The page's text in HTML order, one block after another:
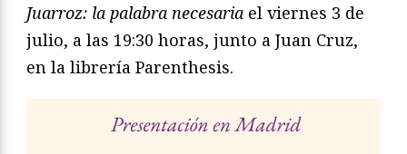
Juarroz: la palabra necesaria el viernes 3 de
julio, a las 19:30 horas, junto a Juan Cruz,
en la librería Parenthesis.